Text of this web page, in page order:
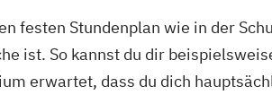
festen Stundenplan wie in der
ist. So kannst du dir
erwartet, dass du dich